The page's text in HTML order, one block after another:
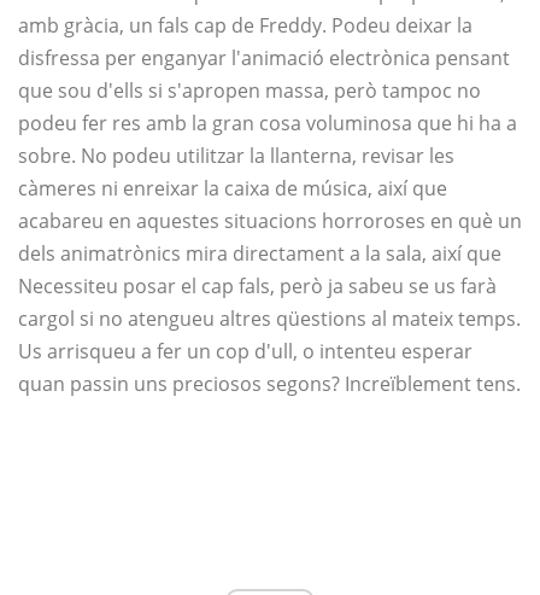
amb gràcia, un fals cap de Freddy. Podeu deixar la
disfressa per enganyar l'animació electrònica pensant
que sou d'ells si s'apropen massa, però tampoc no
podeu fer res amb la gran cosa voluminosa que hi ha a
sobre. No podeu utilitzar la llanterna, revisar les
càmeres ni enreixar la caixa de música, així que
acabareu en aquestes situacions horroroses en què un
dels animatrònics mira directament a la sala, així que
Necessiteu posar el cap fals, però ja sabeu se us farà
cargol si no atengueu altres qüestions al mateix temps.
Us arrisqueu a fer un cop d'ull, o intenteu esperar
quan passin uns preciosos segons? Increïblement tens.